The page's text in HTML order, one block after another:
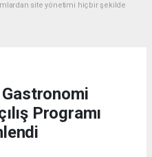
site yönetimi hiçbir şekilde
Gastronomi
Programı